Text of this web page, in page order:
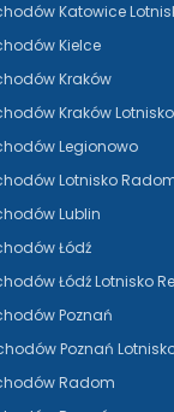
Katowice
Kielce
Kraków
Kraków
Legionowo
Lotnisko
Lublin
Łódź
Łódź Lotnisko
Poznań
Poznań
Radom